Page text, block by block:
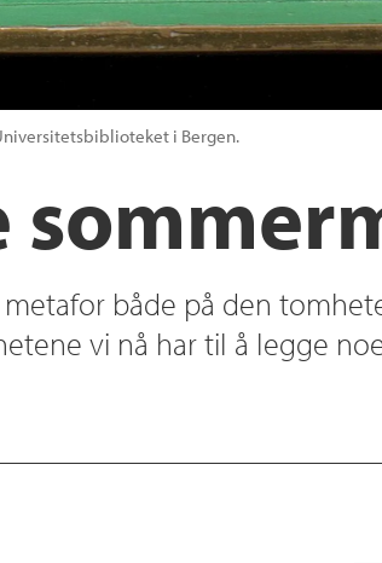
i Bergen.
både på den
vi nå har til å legge